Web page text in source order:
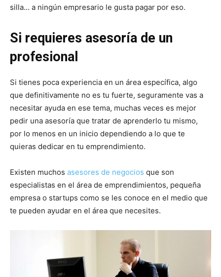
silla… a ningún empresario le gusta pagar por eso.
Si requieres asesoría de un
profesional
Si tienes poca experiencia en un área específica, algo
que definitivamente no es tu fuerte, seguramente vas a
necesitar ayuda en ese tema, muchas veces es mejor
pedir una asesoría que tratar de aprenderlo tu mismo,
por lo menos en un inicio dependiendo a lo que te
quieras dedicar en tu emprendimiento.
Existen muchos asesores de negocios que son
especialistas en el área de emprendimientos, pequeña
empresa o startups como se les conoce en el medio que
te pueden ayudar en el área que necesites.